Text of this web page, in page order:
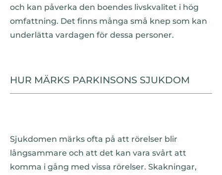
och kan påverka den boendes livskvalitet i hög
omfattning. Det finns många små knep som kan
underlätta vardagen för dessa personer.
HUR MÄRKS PARKINSONS SJUKDOM
Sjukdomen märks ofta på att rörelser blir
långsammare och att det kan vara svårt att
komma i gång med vissa rörelser. Skakningar,